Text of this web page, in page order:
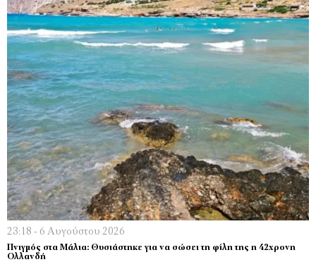
23:18 - 6 Αυγούστου 2026
Πνιγμός στα Μάλια: Θυσιάστηκε για να σώσει τη φίλη της η 42χρονη
Ολλανδή